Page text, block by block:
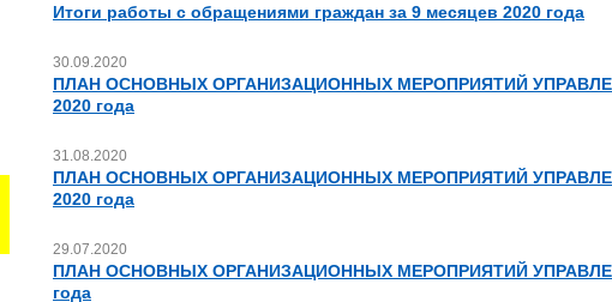
Итоги работы с обращениями граждан за 9 месяцев 2020 года
30.09.2020
ПЛАН ОСНОВНЫХ ОРГАНИЗАЦИОННЫХ МЕРОПРИЯТИЙ
2020 года
31.08.2020
ПЛАН ОСНОВНЫХ ОРГАНИЗАЦИОННЫХ МЕРОПРИЯТИЙ
2020 года
29.07.2020
ПЛАН ОСНОВНЫХ ОРГАНИЗАЦИОННЫХ МЕРОПРИЯТИЙ
года